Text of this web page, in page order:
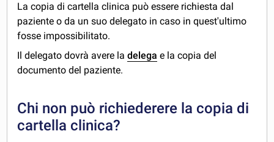
La copia di cartella clinica può essere richiesta dal
paziente o da un suo delegato in caso in quest'ultimo
fosse impossibilitato.
Il delegato dovrà avere ladelega e la copia del
documento del paziente.
Chi non può richiederere la copia di
cartella clinica?